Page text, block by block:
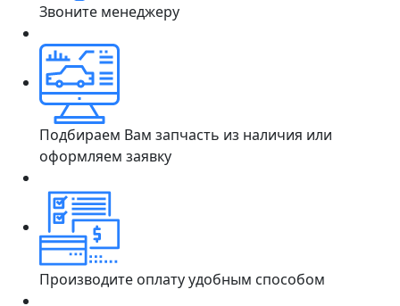
Звоните менеджеру
Подбираем Вам запчасть из наличия или
оформляем заявку
Производите оплату удобным способом